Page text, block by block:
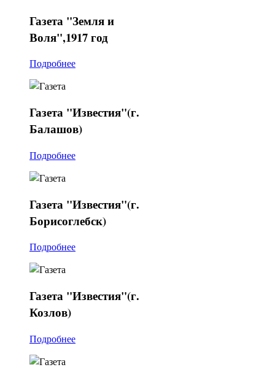
Газета "Земля и
Воля",1917 год
Подробнее
Газета "Известия"(г.
Балашов)
Подробнее
Газета "Известия"(г.
Борисоглебск)
Подробнее
Газета "Известия"(г.
Козлов)
Подробнее